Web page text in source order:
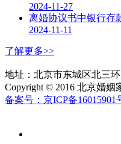
2024-11-27
离婚协议书中银行存
2024-11-11
了解更多>>
地址：北京市东城区北三
Copyright © 2016 北京婚姻
备案号：京ICP备16015901